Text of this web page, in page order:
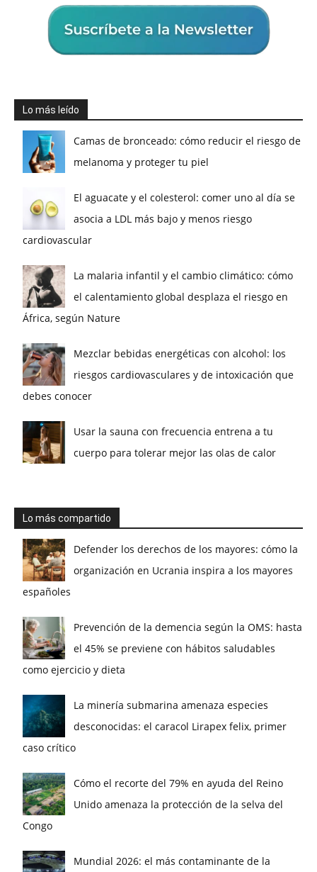
Lo más leído
Camas de bronceado: cómo reducir el riesgo de
melanoma y proteger tu piel
El aguacate y el colesterol: comer uno al día se
asocia a LDL más bajo y menos riesgo
cardiovascular
La malaria infantil y el cambio climático: cómo
el calentamiento global desplaza el riesgo en
África, según Nature
Mezclar bebidas energéticas con alcohol: los
riesgos cardiovasculares y de intoxicación que
debes conocer
Usar la sauna con frecuencia entrena a tu
cuerpo para tolerar mejor las olas de calor
Lo más compartido
Defender los derechos de los mayores: cómo la
organización en Ucrania inspira a los mayores
españoles
Prevención de la demencia según la OMS: hasta
el 45% se previene con hábitos saludables
como ejercicio y dieta
La minería submarina amenaza especies
desconocidas: el caracol Lirapex felix, primer
caso crítico
Cómo el recorte del 79% en ayuda del Reino
Unido amenaza la protección de la selva del
Congo
Mundial 2026: el más contaminante de la